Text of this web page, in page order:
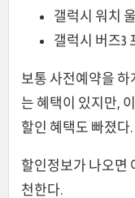
갤럭시 워치
갤럭시 버즈3
보통 사전예약을 하
는 혜택이 있지만,
할인 혜택도 빠졌다.
할인정보가 나오면
천한다.